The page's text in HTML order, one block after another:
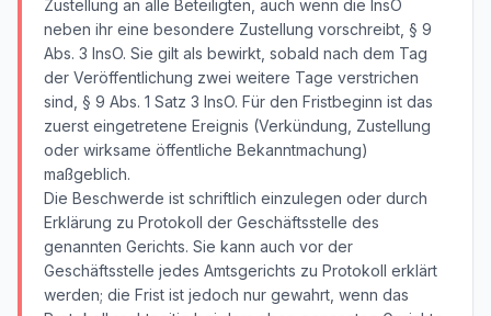
Zustellung an alle Beteiligten, auch wenn die InsO
neben ihr eine besondere Zustellung vorschreibt, § 9
Abs. 3 InsO. Sie gilt als bewirkt, sobald nach dem Tag
der Veröffentlichung zwei weitere Tage verstrichen
sind, § 9 Abs. 1 Satz 3 InsO. Für den Fristbeginn ist das
zuerst eingetretene Ereignis (Verkündung, Zustellung
oder wirksame öffentliche Bekanntmachung)
maßgeblich.
Die Beschwerde ist schriftlich einzulegen oder durch
Erklärung zu Protokoll der Geschäftsstelle des
genannten Gerichts. Sie kann auch vor der
Geschäftsstelle jedes Amtsgerichts zu Protokoll erklärt
werden; die Frist ist jedoch nur gewahrt, wenn das